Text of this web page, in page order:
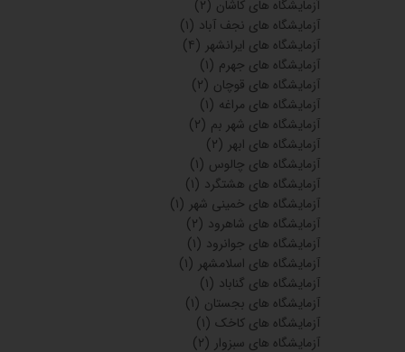
آزمایشگاه های کاشان (۲)
آزمایشگاه های نجف آباد (۱)
آزمایشگاه های ایرانشهر (۴)
آزمایشگاه های جهرم (۱)
آزمایشگاه های قوچان (۲)
آزمایشگاه های مراغه (۱)
آزمایشگاه های شهر بم (۲)
آزمایشگاه های ابهر (۲)
آزمایشگاه های چالوس (۱)
آزمایشگاه های هشتگرد (۱)
آزمایشگاه های خمینی شهر (۱)
آزمایشگاه های شاهرود (۲)
آزمایشگاه های جوانرود (۱)
آزمایشگاه های اسلامشهر (۱)
آزمایشگاه های گناباد (۱)
آزمایشگاه های بجستان (۱)
آزمایشگاه های کاخک (۱)
آزمایشگاه های سبزوار (۲)